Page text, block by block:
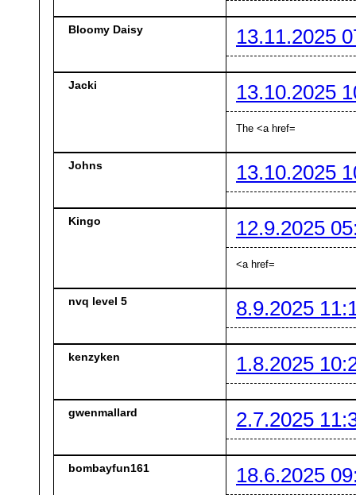
Bloomy Daisy 13.11.2025
Jacki 13.10.2025
The <a href=
Johns 13.10.2025
Kingo 12.9.2025
<a href=
nvq level 5 8.9.2025
kenzyken 1.8.2025
gwenmallard 2.7.2025
bombayfun161 18.6.2025